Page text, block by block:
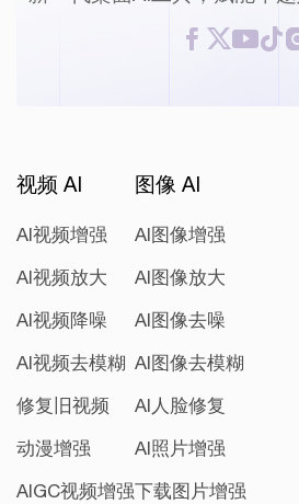
视频 AI
AI视频增强
AI视频放大
AI视频降噪
AI视频去模糊
修复旧视频
动漫增强
AIGC视频增强
图像 AI
AI图像增强
AI图像放大
AI图像去噪
AI图像去模糊
AI人脸修复
AI照片增强
下载图片增强